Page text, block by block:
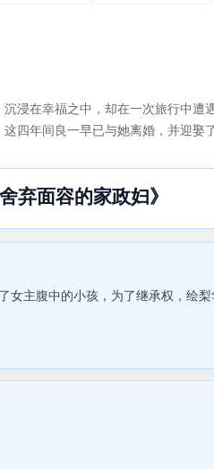
浸在幸福之中，却在一次旅行中遭
四年间良一早已与她离婚，并迎娶
弃面容的家政妇》
女主腹中的小孩，为了继承权，绘